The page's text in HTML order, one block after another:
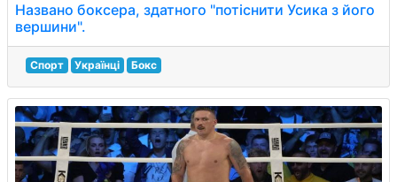
Названо боксера, здатного "потіснити Усика з його
вершини".
Спорт Українці Бокс